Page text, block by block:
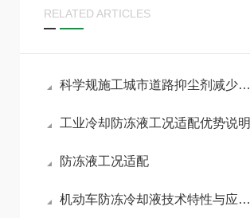
RELATED ARTICLES
科学规施工城市道路抑尘剂减少反复保洁作业频次
工业冷却防冻液工况适配优势说明
防冻液工况适配
机动车防冻冷却液技术特性与应用分析